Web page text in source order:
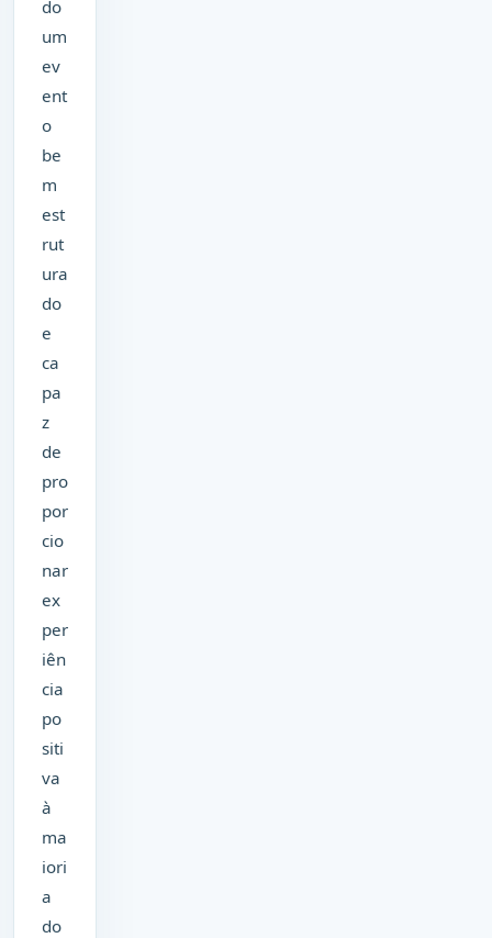
do
um
ev
ent
o
be
m
est
rut
ura
do
e
ca
pa
z
de
pro
por
cio
nar
ex
per
iên
cia
po
siti
va
à
ma
iori
a
do